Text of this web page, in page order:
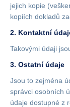
jejich kopie
kopiích dokladů
2. Kontaktní
Takovými údaji
3. Ostatní údaje
Jsou to zejména
správci osobních
údaje dostupné z